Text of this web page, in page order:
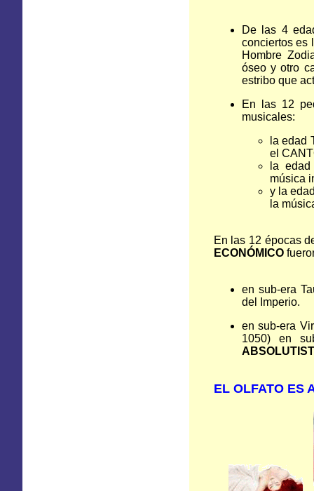
De las 4
conciertos es
Hombre
óseo y otro
estribo que
En las 12
musicales:
la edad
el
la
música
y la
la
En las 12 épocas
ECONÓMICO
en sub-era
del Imperio.
en sub-era
1050) en
EL OLFATO ES